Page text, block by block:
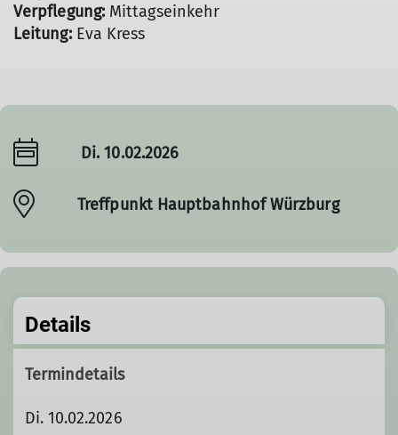
Verpflegung: Mittagseinkehr
Leitung: Eva Kress
Di. 10.02.2026
Treffpunkt Hauptbahnhof Würzburg
Details
Termindetails
Di. 10.02.2026